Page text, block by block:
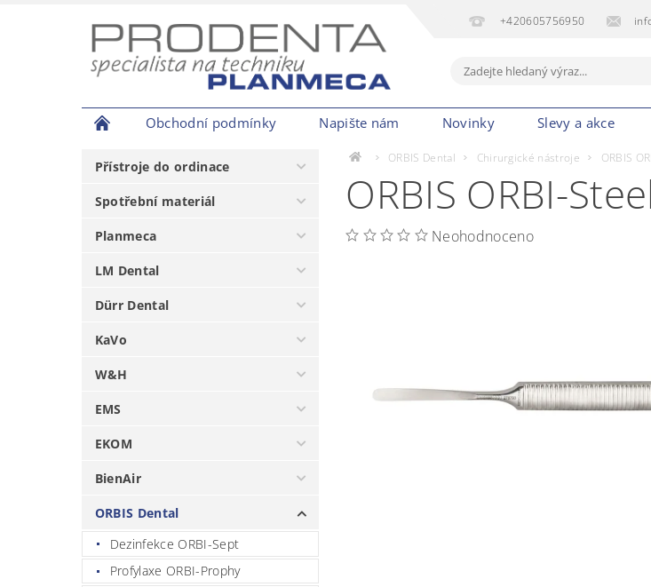
+420605756950
Obchodní podmínky Napište nám Novinky Slevy a akce
Přístroje do ordinace
Spotřební materiál
Planmeca
LM Dental
Dürr Dental
KaVo
W&H
EMS
EKOM
BienAir
ORBIS Dental
Dezinfekce ORBI-Sept
Profylaxe ORBI-Prophy
ORBIS Dental Chirurgické nástroje ORBIS
ORBIS ORBI-
Neohodnoceno